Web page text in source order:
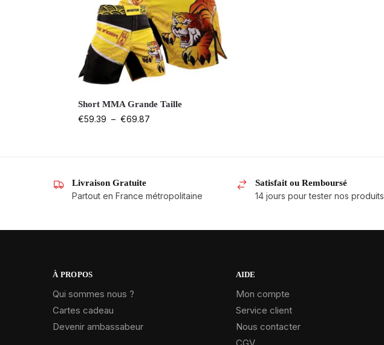
Short MMA Grande Taille
€59.39 – €69.87
Livraison Gratuite
Partout en France métropolitaine
Satisfait ou Remboursé
14 jours pour tester nos produits
À PROPOS
Qui sommes nous ?
Cartes cadeau
Devenir ambassabeur
AIDE
Mon compte
Service client
Nous contacter